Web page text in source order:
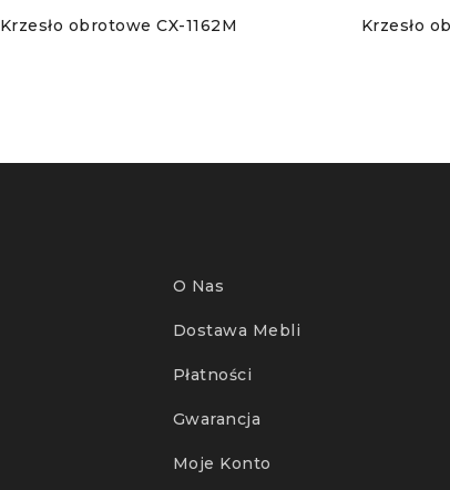
Krzesło obrotowe CX-1162M Krzesło
O Nas
Dostawa Mebli
Płatności
Gwarancja
Moje Konto